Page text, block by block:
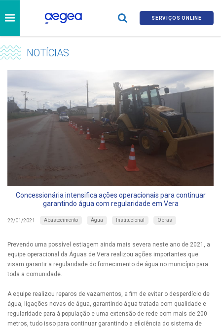
SERVIÇOS ONLINE
NOTÍCIAS
Concessionária intensifica ações operacionais para continuar
garantindo água com regularidade em Vera
22/01/2021 Abastecimento Água Institucional Obras
Prevendo uma possível estiagem ainda mais severa neste ano de 2021, a
equipe operacional da Águas de Vera realizou ações importantes que
visam garantir a regularidade do fornecimento de água no município para
toda a comunidade.
A equipe realizou reparos de vazamentos, a fim de evitar o desperdício de
água, ligações novas de água, garantindo água tratada com qualidade e
regularidade para à população e uma extensão de rede com mais de 200
metros, tudo isso para continuar garantindo a eficiência do sistema de